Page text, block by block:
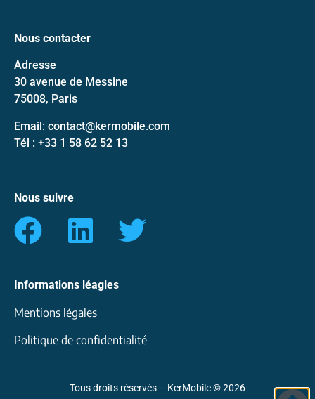
Nous contacter
Adresse
30 avenue de Messine
75008, Paris
Email: contact@kermobile.com
Tél : +33 1 58 62 52 13
Nous suivre
Informations léagles
Mentions légales
Politique de confidentialité
Tous droits réservés – KerMobile © 2026